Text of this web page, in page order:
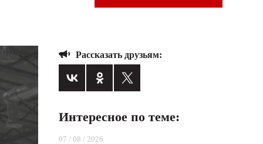
ГОРОДСКОЙ ПОРТАЛ
Рассказать друзьям:
Интересное по теме:
07 / 08 / 2026